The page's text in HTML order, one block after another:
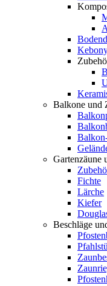
Balkone und
Gartenzäune
Fichte
Lärche
Kiefer
Beschläge